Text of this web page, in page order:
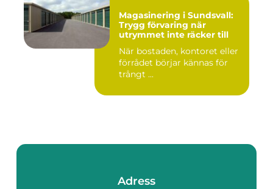
Magasinering i Sundsvall:
Trygg förvaring när
utrymmet inte räcker till
När bostaden, kontoret eller
förrådet börjar kännas för
trångt ...
Adress